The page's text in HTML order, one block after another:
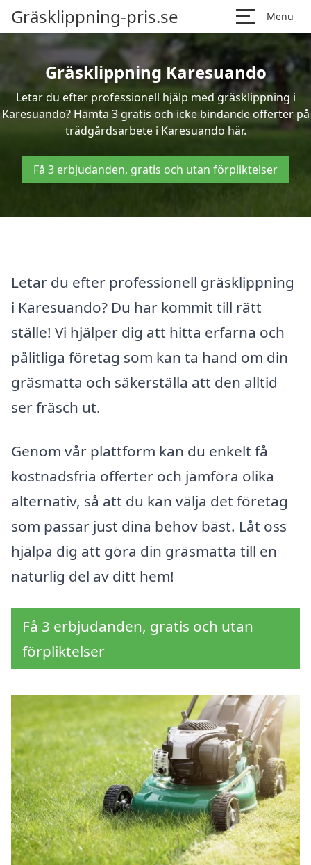
Gräsklippning-pris.se Menu
Gräsklippning Karesuando
Letar du efter professionell hjälp med gräsklippning i
Karesuando? Hämta 3 gratis och icke bindande offerter på
trädgårdsarbete i Karesuando här.
Få 3 erbjudanden, gratis och utan förpliktelser
Letar du efter professionell gräsklippning
i Karesuando? Du har kommit till rätt
ställe! Vi hjälper dig att hitta erfarna och
pålitliga företag som kan ta hand om din
gräsmatta och säkerställa att den alltid
ser fräsch ut.
Genom vår plattform kan du enkelt få
kostnadsfria offerter och jämföra olika
alternativ, så att du kan välja det företag
som passar just dina behov bäst. Låt oss
hjälpa dig att göra din gräsmatta till en
naturlig del av ditt hem!
Få 3 erbjudanden, gratis och utan
förpliktelser